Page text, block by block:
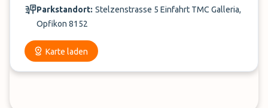
Parkstandort: Stelzenstrasse 5 Einfahrt TMC Galleria,
Opfikon 8152
Karte laden